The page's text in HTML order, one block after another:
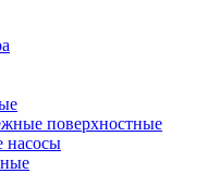
поверхностные
насосы